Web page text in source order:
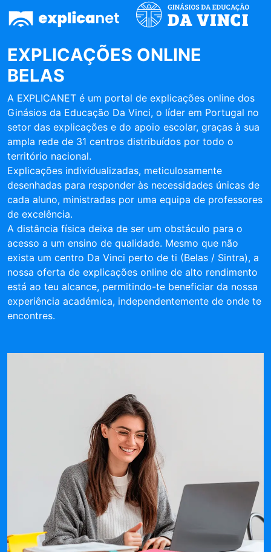
EXPLICAÇÕES ONLINE
BELAS
A EXPLICANET é um portal de explicações online dos
Ginásios da Educação Da Vinci, o líder em Portugal no
setor das explicações e do apoio escolar, graças à sua
ampla rede de 31 centros distribuídos por todo o
território nacional.
Explicações individualizadas, meticulosamente
desenhadas para responder às necessidades únicas de
cada aluno, ministradas por uma equipa de professores
de excelência.
A distância física deixa de ser um obstáculo para o
acesso a um ensino de qualidade. Mesmo que não
exista um centro Da Vinci perto de ti (Belas / Sintra), a
nossa oferta de explicações online de alto rendimento
está ao teu alcance, permitindo-te beneficiar da nossa
experiência académica, independentemente de onde te
encontres.